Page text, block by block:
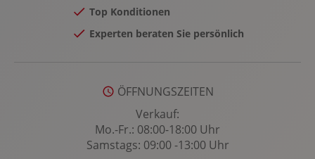
Leichtmetallfelgen 18 Zoll
Lenkradheizung
Lordosenstütze Fahrer/Beifahrer
Multi-Funktions-Display
Multifunktions-Lederlenkrad
Top Konditionen
Experten beraten Sie persönlich
ÖFFNUNGSZEITEN
Verkauf:
Mo.-Fr.: 08:00-18:00 Uhr
Samstags: 09:00 -13:00 Uhr